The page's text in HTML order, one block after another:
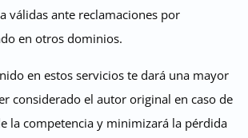
válidas ante reclamaciones por
en otros dominios.
en estos servicios te dará una mayor
considerado el autor original en caso de
la competencia y minimizará la pérdida